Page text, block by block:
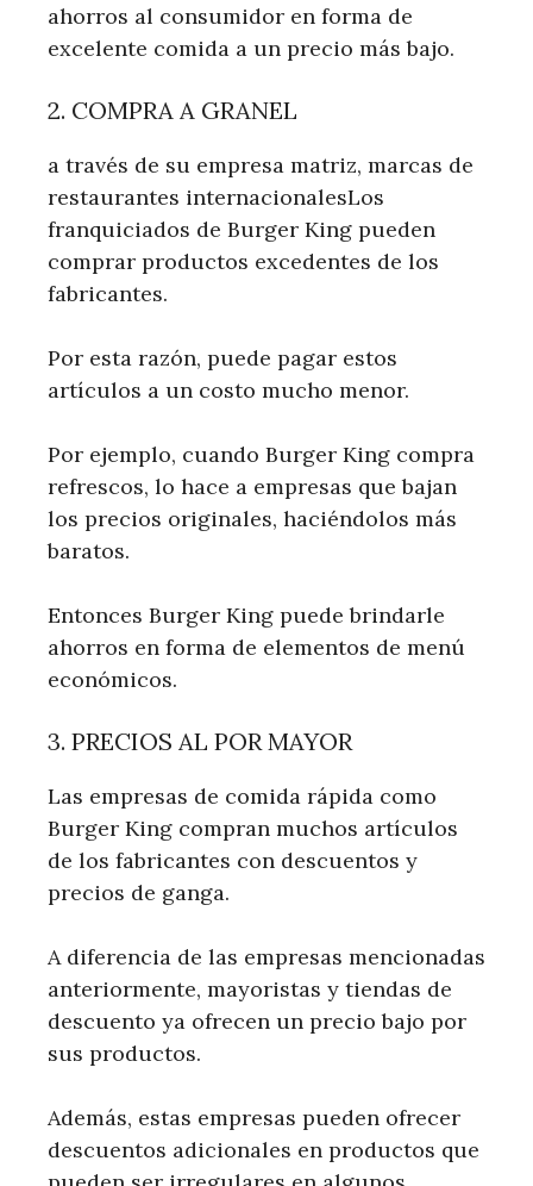
ahorros al consumidor en forma de
excelente comida a un precio más bajo.
2. COMPRA A GRANEL
a través de su empresa matriz, marcas de
restaurantes internacionalesLos
franquiciados de Burger King pueden
comprar productos excedentes de los
fabricantes.
Por esta razón, puede pagar estos
artículos a un costo mucho menor.
Por ejemplo, cuando Burger King compra
refrescos, lo hace a empresas que bajan
los precios originales, haciéndolos más
baratos.
Entonces Burger King puede brindarle
ahorros en forma de elementos de menú
económicos.
3. PRECIOS AL POR MAYOR
Las empresas de comida rápida como
Burger King compran muchos artículos
de los fabricantes con descuentos y
precios de ganga.
A diferencia de las empresas mencionadas
anteriormente, mayoristas y tiendas de
descuento ya ofrecen un precio bajo por
sus productos.
Además, estas empresas pueden ofrecer
descuentos adicionales en productos que